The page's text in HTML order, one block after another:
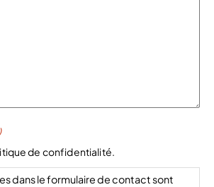
de confidentialité.
dans le formulaire de contact sont